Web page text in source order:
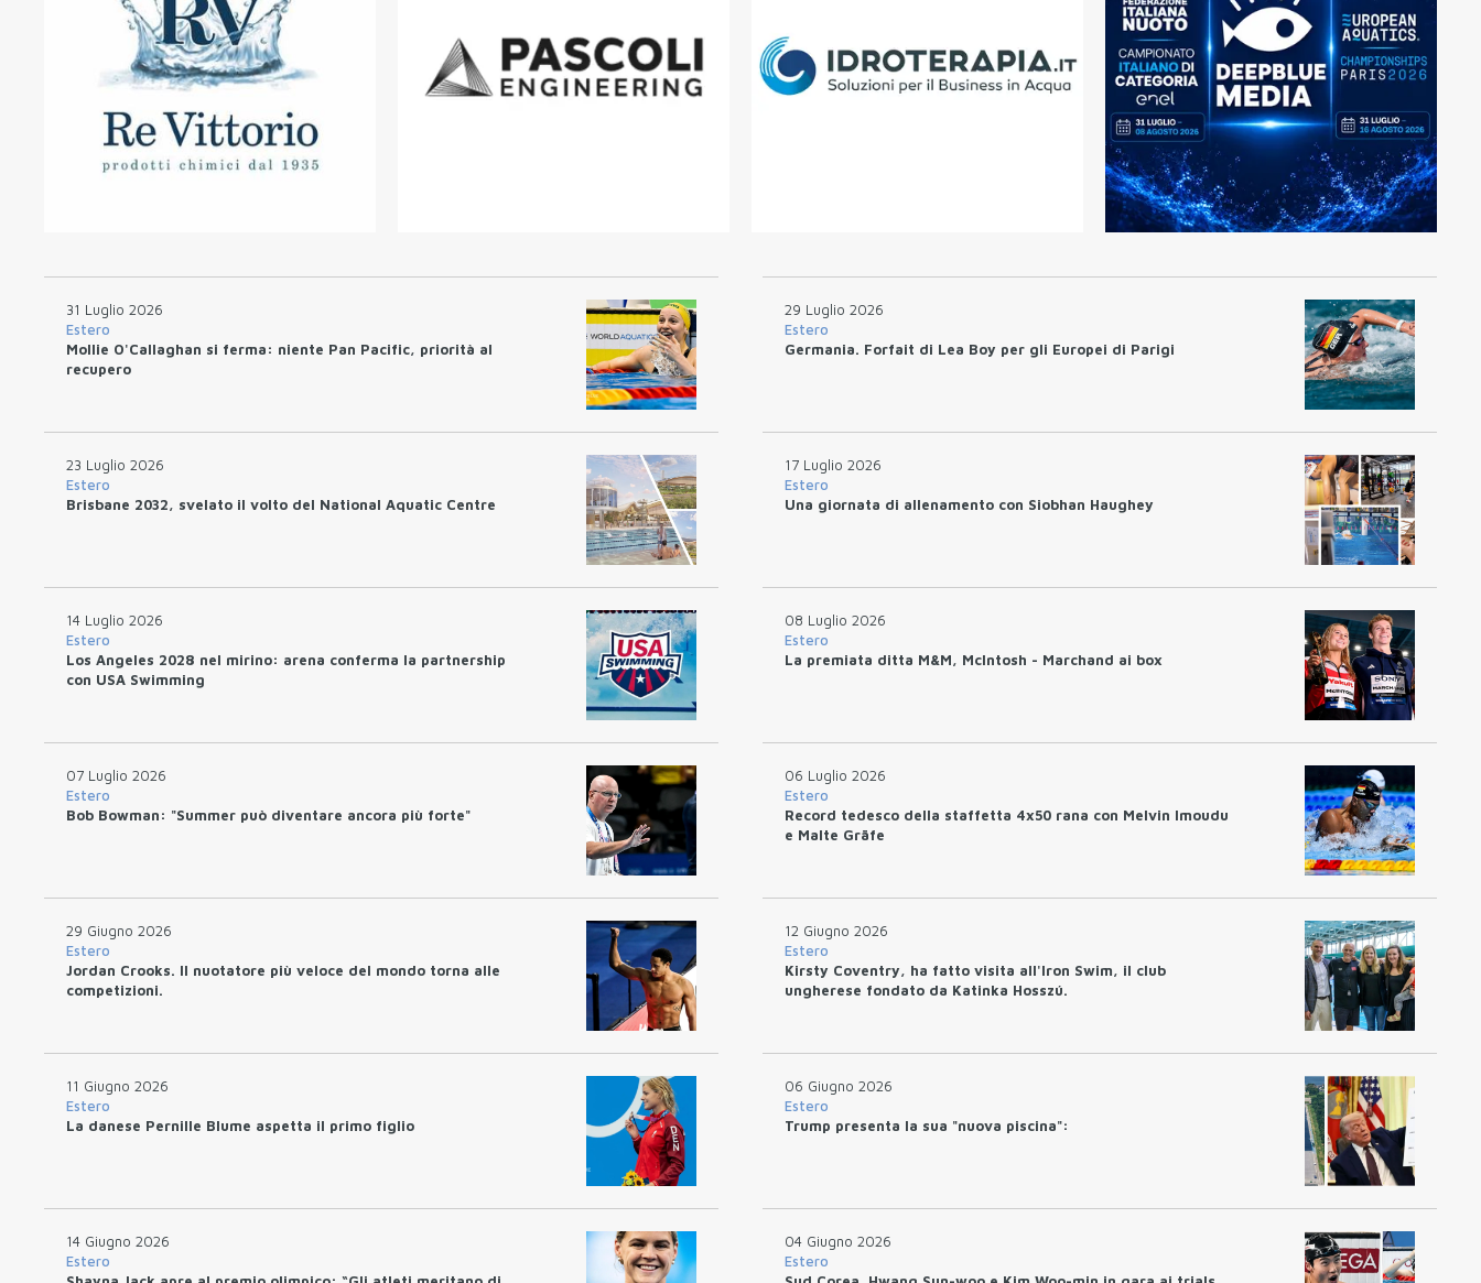
31 Luglio 2026
Estero
Mollie O'Callaghan si ferma: niente Pan Pacific, priorità al
recupero
29 Luglio 2026
Estero
Germania. Forfait di Lea Boy per gli Europei di Parigi
23 Luglio 2026
Estero
Brisbane 2032, svelato il volto del National Aquatic Centre
17 Luglio 2026
Estero
Una giornata di allenamento con Siobhan Haughey
14 Luglio 2026
Estero
Los Angeles 2028 nel mirino: arena conferma la partnership
con USA Swimming
08 Luglio 2026
Estero
La premiata ditta M&M, McIntosh - Marchand ai box
07 Luglio 2026
Estero
Bob Bowman: "Summer può diventare ancora più forte"
06 Luglio 2026
Estero
Record tedesco della staffetta 4x50 rana con Melvin Imoudu
e Malte Gräfe
29 Giugno 2026
Estero
Jordan Crooks. Il nuotatore più veloce del mondo torna alle
competizioni.
12 Giugno 2026
Estero
Kirsty Coventry, ha fatto visita all'Iron Swim, il club
ungherese fondato da Katinka Hosszú.
11 Giugno 2026
Estero
La danese Pernille Blume aspetta il primo figlio
06 Giugno 2026
Estero
Trump presenta la sua "nuova piscina":
14 Giugno 2026
Estero
04 Giugno 2026
Estero